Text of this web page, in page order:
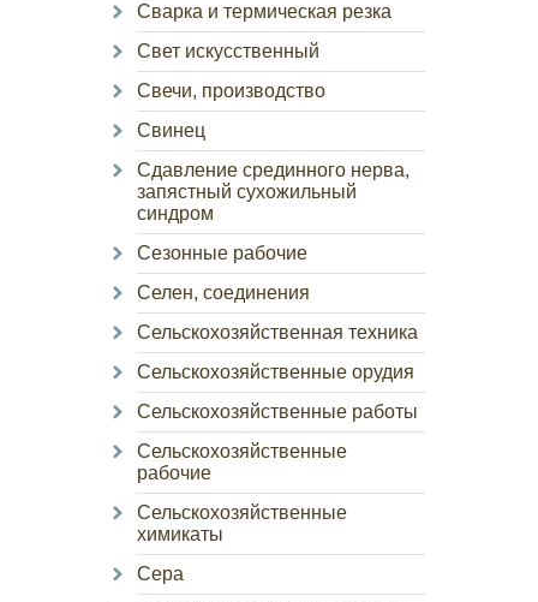
Сварка и термическая резка
Свет искусственный
Свечи, производство
Свинец
Сдавление срединного нерва,
запястный сухожильный
синдром
Сезонные рабочие
Селен, соединения
Сельскохозяйственная техника
Сельскохозяйственные орудия
Сельскохозяйственные работы
Сельскохозяйственные
рабочие
Сельскохозяйственные
химикаты
Сера